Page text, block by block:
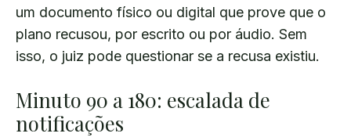
um documento físico ou digital que prove que o
plano recusou, por escrito ou por áudio. Sem
isso, o juiz pode questionar se a recusa existiu.
Minuto 90 a 180: escalada de
notificações